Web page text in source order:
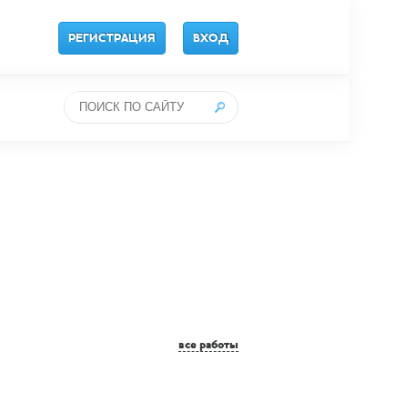
РЕГИСТРАЦИЯ ВХОД
все работы